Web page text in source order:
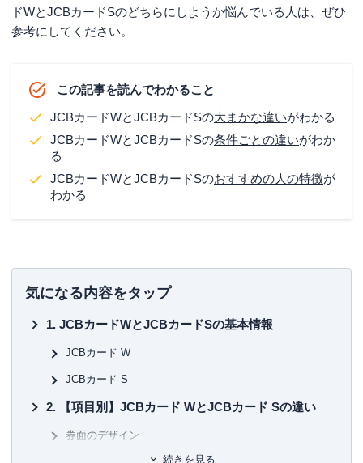
ドWとJCBカードSのどちらにしようか悩んでいる人は、ぜひ
参考にしてください。
この記事を読んでわかること
JCBカードWとJCBカードSの大まかな違いがわかる
JCBカードWとJCBカードSの条件ごとの違いがわか
る
JCBカードWとJCBカードSのおすすめの人の特徴が
わかる
気になる内容をタップ
JCBカードWとJCBカードSの基本情報
JCBカード W
JCBカード S
【項目別】JCBカード WとJCBカード Sの違い
券面のデザイン
続きを見る